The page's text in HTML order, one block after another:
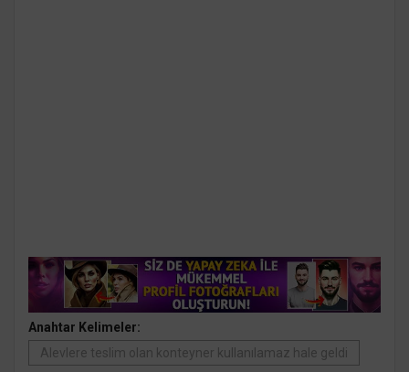
Anahtar Kelimeler:
Alevlere teslim olan konteyner kullanılamaz hale geldi